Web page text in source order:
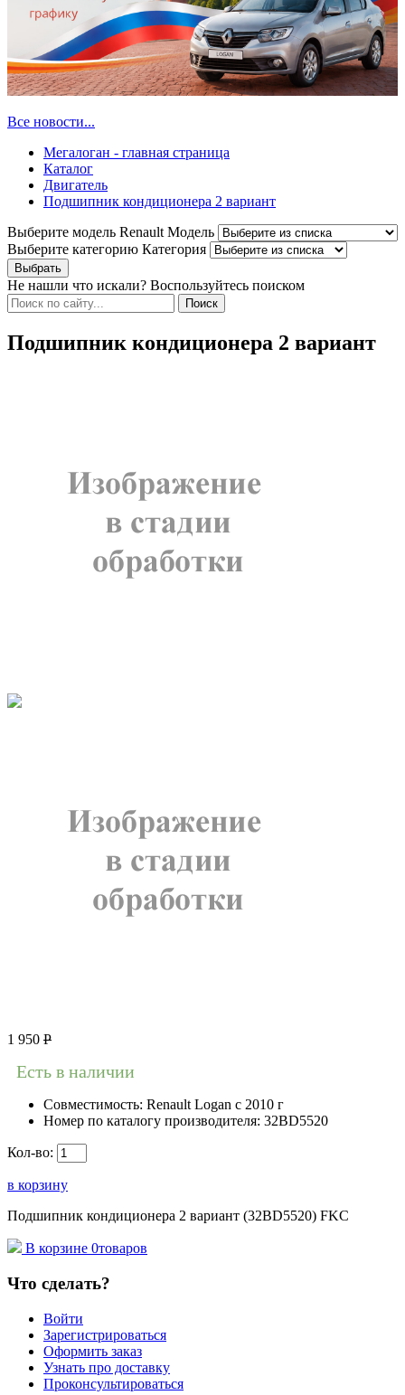
Все новости...
Мегалоган - главная страница
Каталог
Двигатель
Подшипник кондиционера 2 вариант
Выберите модель Renault Модель
Выберите категорию Категория
Не нашли что искали? Воспользуйтесь поиском
Подшипник кондиционера 2 вариант
1 950 Р
Есть в наличии
Совместимость: Renault Logan c 2010 г
Номер по каталогу производителя: 32BD5520
Кол-во:
в корзину
Подшипник кондиционера 2 вариант (32BD5520) FKC
В корзине 0товаров
Что сделать?
Войти
Зарегистрироваться
Оформить заказ
Узнать про доставку
Проконсультироваться